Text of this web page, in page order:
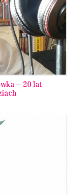
— 20 lat